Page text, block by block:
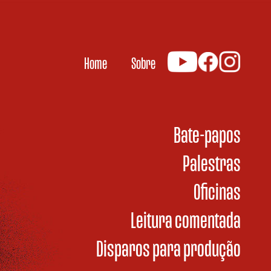
Home Sobre
Bate-papos
Palestras
Oficinas
Leitura comentada
Disparos para produção